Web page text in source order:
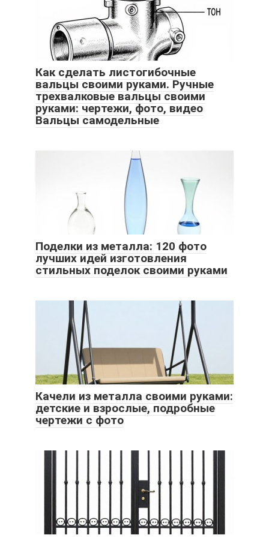
Как сделать листогибочные
вальцы своими руками. Ручные
трехвалковые вальцы своими
руками: чертежи, фото, видео
Вальцы самодельные
Поделки из металла: 120 фото
лучших идей изготовления
стильных поделок своими руками
Качели из металла своими руками:
детские и взрослые, подробные
чертежи с фото